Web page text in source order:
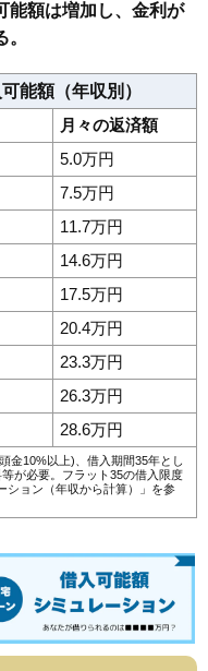
能額は増加し、金利が
能額（年収別）
月々の返済額
5.0万円
7.5万円
11.7万円
14.6万円
17.5万円
20.4万円
23.3万円
26.3万円
28.6万円
金10%以上)、借入期間35年とし
が必要。フラット35の借入限度
ョン（年収から計算）
」を参